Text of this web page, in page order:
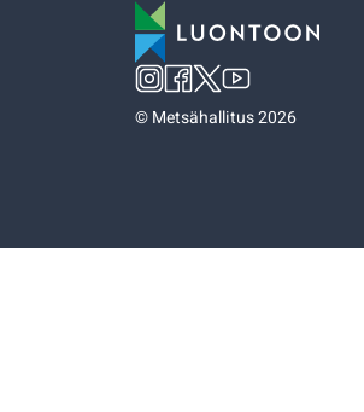
©Metsähallitus 2026